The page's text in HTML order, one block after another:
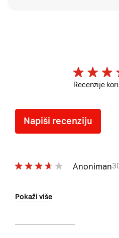
Recenzije
Napiši recenziju
Anoniman
Pokaži više